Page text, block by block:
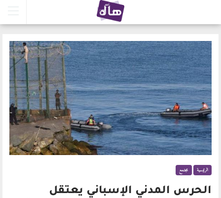
الرئيسية مجتمع
الحرس المدني الإسباني يعتقل